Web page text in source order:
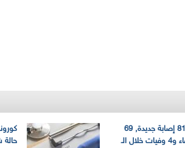
كورونا: 81 إصابة جديدة, 69
حالة شفاء و4 وفيات خلال الـ